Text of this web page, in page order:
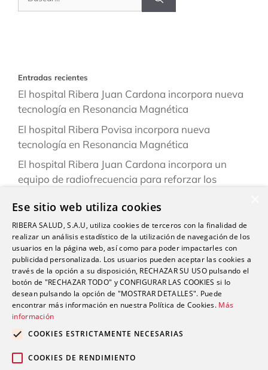
Entradas recientes
El hospital Ribera Juan Cardona incorpora nueva
tecnología en Resonancia Magnética
El hospital Ribera Povisa incorpora nueva
tecnología en Resonancia Magnética
El hospital Ribera Juan Cardona incorpora un
equipo de radiofrecuencia para reforzar los
El Hospital Universitario del Vinalopó refuerza su
liderazgo tecnológico con la adquisición de un
robot quirúrgico Da Vinci Xi
Cirujanos del Hospital Universitario del Vinalopó
testean un robot quirúrgico endoscópico líder en
telecirugía
Ese sitio web utiliza cookies
RIBERA SALUD, S.A.U, utiliza cookies de terceros con la finalidad de
realizar un análisis estadístico de la utilización de navegación de los
usuarios en la página web, así como para poder impactarles con
publicidad personalizada. Los usuarios pueden aceptar las cookies a
través de la opción a su disposición, RECHAZAR SU USO pulsando el
botón de "RECHAZAR TODO" y CONFIGURAR LAS COOKIES si lo
desean pulsando la opción de "MOSTRAR DETALLES". Puede
encontrar más información en nuestra Política de Cookies. Más
información
COOKIES ESTRICTAMENTE NECESARIAS
COOKIES DE RENDIMIENTO